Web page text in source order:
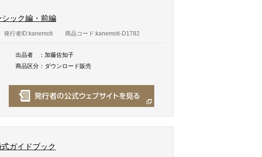
ック編・前編
発行者ID:kanemoti 商品コード:kanemoti-D1782
出品者 ： 加藤佐知子
商品区分 ： ダウンロード販売
ガイドブック